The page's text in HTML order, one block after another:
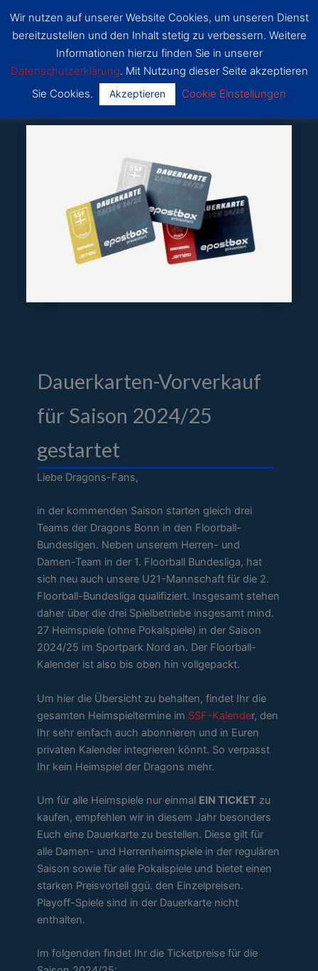
Inhalt
springen
SSF
Dragons
Bonn
Main
Menu
Dauerkarten-Vorverkauf
für Saison 2024/25
gestartet
Liebe Dragons-Fans,
in der kommenden Saison starten gleich drei
Teams der Dragons Bonn in den Floorball-
Bundesligen. Neben unserem Herren- und
Damen-Team in der 1. Floorball Bundesliga, hat
sich neu auch unsere U21-Mannschaft für die 2.
Floorball-Bundesliga qualifiziert. Insgesamt stehen
daher über die drei Spielbetriebe insgesamt mind.
27 Heimspiele (ohne Pokalspiele) in der Saison
2024/25 im Sportpark Nord an. Der Floorball-
Kalender ist also bis oben hin vollgepackt.
Um hier die Übersicht zu behalten, findet Ihr die
gesamten Heimspieltermine im SSF-Kalender, den
Ihr sehr einfach auch abonnieren und in Euren
privaten Kalender integrieren könnt. So verpasst
Ihr kein Heimspiel der Dragons mehr.
Um für alle Heimspiele nur einmal EIN TICKET zu
kaufen, empfehlen wir in diesem Jahr besonders
Euch eine Dauerkarte zu bestellen. Diese gilt für
alle Damen- und Herrenheimspiele in der regulären
Saison sowie für alle Pokalspiele und bietet einen
starken Preisvorteil ggü. den Einzelpreisen.
Playoff-Spiele sind in der Dauerkarte nicht
enthalten.
Im folgenden findet Ihr die Ticketpreise für die
Wir nutzen auf unserer Website Cookies, um unseren Dienst
bereitzustellen und den Inhalt stetig zu verbessern. Weitere
Informationen hierzu finden Sie in unserer
Datenschutzerklärung. Mit Nutzung dieser Seite akzeptieren
Sie Cookies.
Akzeptieren Cookie Einstellungen